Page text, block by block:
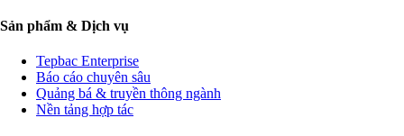
Sản phẩm & Dịch vụ
Tepbac Enterprise
Báo cáo chuyên sâu
Quảng bá & truyền thông ngành
Nền tảng hợp tác